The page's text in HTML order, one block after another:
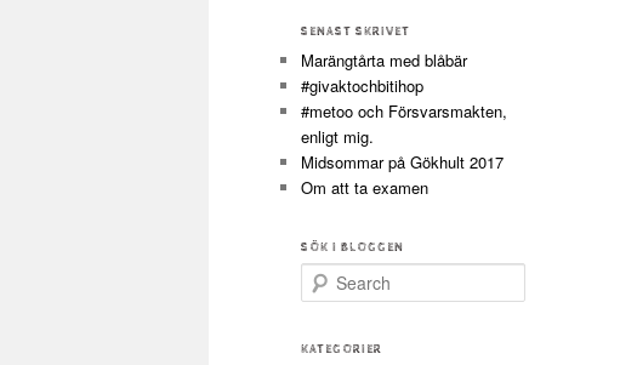
SENAST SKRIVET
Marängtårta med blåbär
#givaktochbitihop
#metoo och Försvarsmakten,
enligt mig.
Midsommar på Gökhult 2017
Om att ta examen
SÖK I BLOGGEN
Search
KATEGORIER